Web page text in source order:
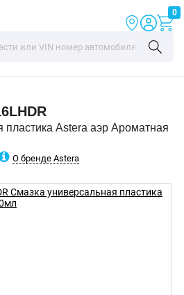
0
пластика Astera аэр Ароматная
О бренде Astera